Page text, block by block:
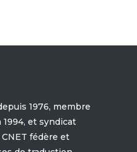
1976, membre
1994, et syndicat
fédère et